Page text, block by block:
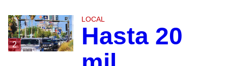
2
LOCAL
Hasta 20